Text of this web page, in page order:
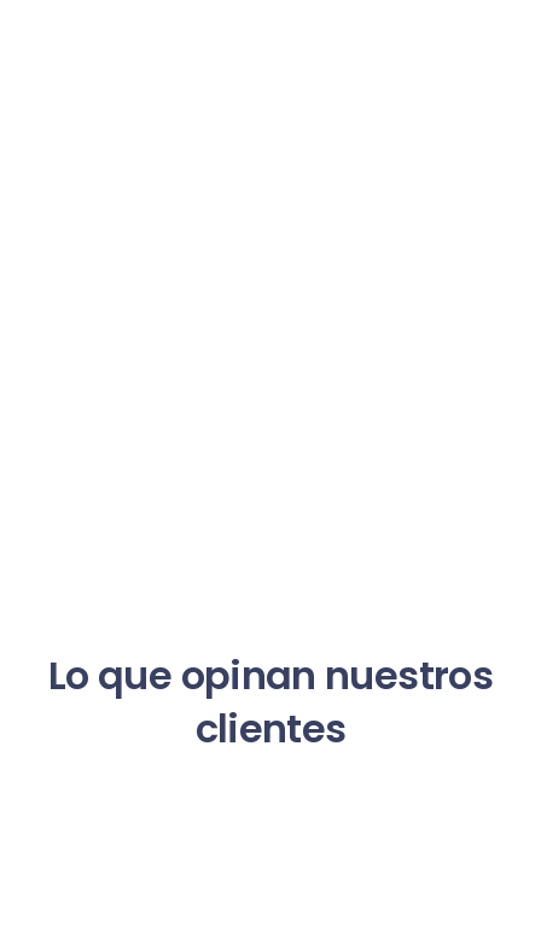
Lo que opinan nuestros
clientes